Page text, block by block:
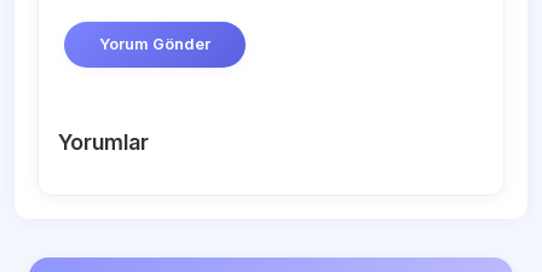
Yorum Gönder
Yorumlar